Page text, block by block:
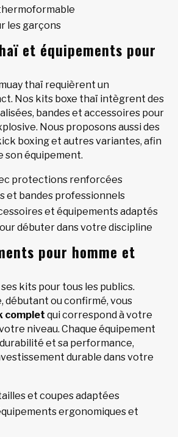
les garçons
et équipements pour
thaï requièrent un
Nos kits boxe thaï intègrent des
bandes et accessoires pour
Nous proposons aussi des
boxing et autres variantes, afin
son équipement.
protections renforcées
et bandes professionnels
et équipements adaptés
débuter dans votre discipline
pour homme et
kits pour tous les publics.
débutant ou confirmé, vous
complet qui correspond à votre
niveau. Chaque équipement
et sa performance,
durable dans votre
et coupes adaptées
ergonomiques et